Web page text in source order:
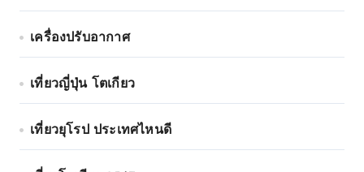
เครื่องปรับอากาศ
เที่ยวญี่ปุ่น โตเกียว
เที่ยวยุโรป ประเทศไหนดี